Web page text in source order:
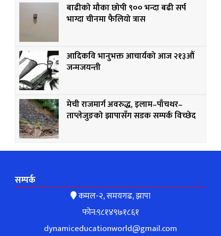
बाढीको मौका छोपी ९०० भन्दा बढी सर्प
भाग्दा चीनमा फैलियो त्रास
आदिकवि भानुभक्त आचार्यको आज २१३औं
जन्मजयन्ती
मेची राजमार्ग अवरुद्ध, इलाम–पाँचथर–
ताप्लेजुङको झापासँग सडक सम्पर्क विच्छेद
सम्पर्क
कमल-२, समयगढ, झापा
फोन:९८१४९७१८६१
dynamiceducationworld@gmail.com